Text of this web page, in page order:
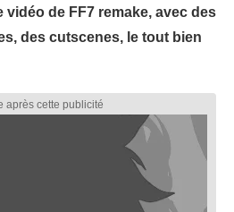
de FF7 remake, avec des
des cutscenes, le tout bien